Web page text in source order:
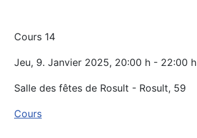
Cours 14
Jeu, 9. Janvier 2025, 20:00 h - 22:00 h
Salle des fêtes de Rosult - Rosult, 59
Cours